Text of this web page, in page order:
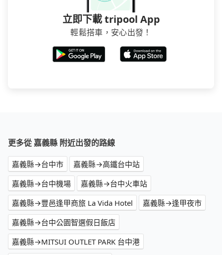
立即下載 tripool App
輕鬆搭車，安心出發！
更多從 嘉義縣 附近出發的路線
嘉義縣→台中市
嘉義縣→高鐵台中站
嘉義縣→台中機場
嘉義縣→台中火車站
嘉義縣→豐邑逢甲商旅 La Vida Hotel
嘉義縣→逢甲夜市
嘉義縣→台中公園智選假日飯店
嘉義縣→MITSUI OUTLET PARK 台中港